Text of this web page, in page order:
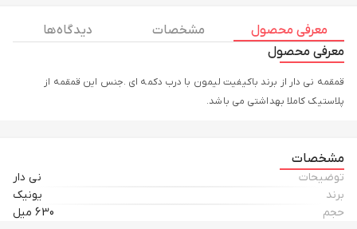
معرفی محصول مشخصات
دیدگاه ها
معرفی محصول
قمقمه نی دار از برند باکیفیت لیمون با درب دکمه ای .جنس این قمقمه از
پلاستیک کاملا بهداشتی می باشد.
مشخصات
توضیحات
نی دار
برند
یونیک
حجم
630 میل